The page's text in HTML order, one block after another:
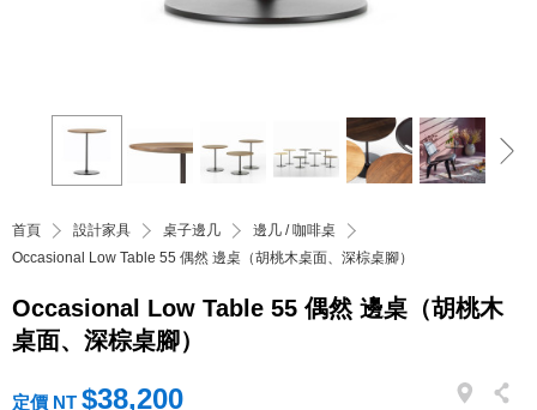
首頁 設計家具 桌子邊几
邊几 / 咖啡桌
Occasional Low Table 55 偶然 邊桌（胡桃木桌面、深棕桌腳）
Occasional Low Table 55 偶然 邊桌（胡桃木
桌面、深棕桌腳）
定價 NT $38,200